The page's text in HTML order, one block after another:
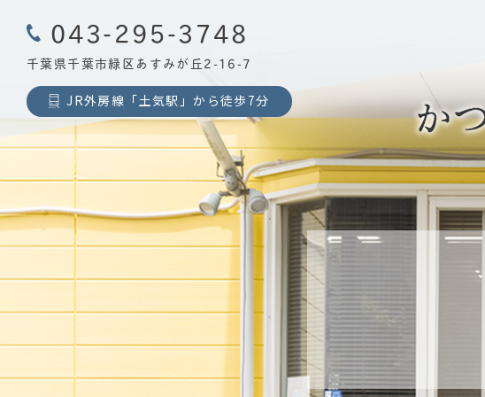
043-295-3748
千葉県千葉市緑区あすみが丘2-16-7
JR外房線「土気駅」から徒歩7分